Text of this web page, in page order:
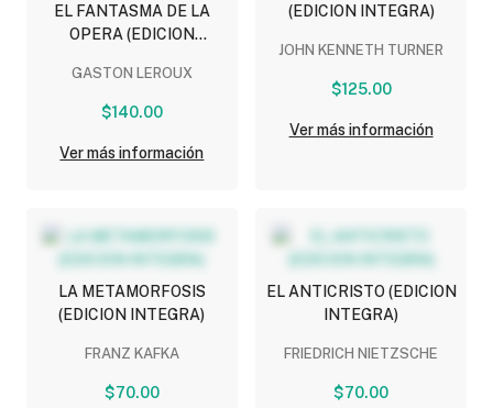
EL FANTASMA DE LA
OPERA (EDICION
GASTON LEROUX
$140.00
Ver más información
(EDICION INTEGRA)
JOHN KENNETH TURNER
$125.00
Ver más información
LA METAMORFOSIS
(EDICION INTEGRA)
FRANZ KAFKA
$70.00
EL ANTICRISTO (EDICION
INTEGRA)
FRIEDRICH NIETZSCHE
$70.00